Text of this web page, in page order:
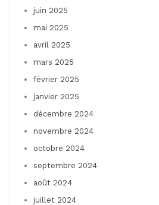
juin 2025
mai 2025
avril 2025
mars 2025
février 2025
janvier 2025
décembre 2024
novembre 2024
octobre 2024
septembre 2024
août 2024
juillet 2024